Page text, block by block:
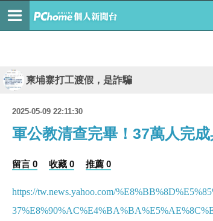
柬埔寨打工渡假，是詐騙
2025-05-09 22:11:30
軍公教清查完畢！37萬人完
留言 0 收藏 0 推薦 0
https://tw.news.yahoo.com/